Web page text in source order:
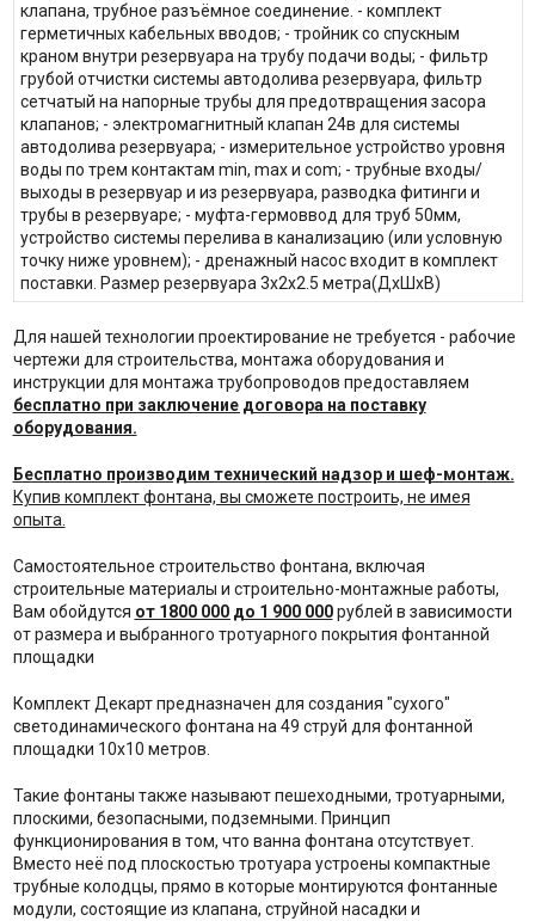
клапана, трубное разъёмное соединение. - комплект
герметичных кабельных вводов; - тройник со спускным
краном внутри резервуара на трубу подачи воды; - фильтр
грубой отчистки системы автодолива резервуара, фильтр
сетчатый на напорные трубы для предотвращения засора
клапанов; - электромагнитный клапан 24в для системы
автодолива резервуара; - измерительное устройство уровня
воды по трем контактам min, max и com; - трубные входы/
выходы в резервуар и из резервуара, разводка фитинги и
трубы в резервуаре; - муфта-гермоввод для труб 50мм,
устройство системы перелива в канализацию (или условную
точку ниже уровнем); - дренажный насос входит в комплект
поставки. Размер резервуара 3х2х2.5 метра(ДхШхВ)
Для нашей технологии проектирование не требуется - рабочие
чертежи для строительства, монтажа оборудования и
инструкции для монтажа трубопроводов предоставляем
бесплатно при заключение договора на поставку
оборудования.
Бесплатно производим технический надзор и шеф-монтаж.
Купив комплект фонтана, вы сможете построить, не имея
опыта.
Самостоятельное строительство фонтана, включая
строительные материалы и строительно-монтажные работы,
Вам обойдутся от 1800 000 до 1 900 000рублей в зависимости
от размера и выбранного тротуарного покрытия фонтанной
площадки
Комплект Декарт предназначен для создания "сухого"
светодинамического фонтана на 49 струй для фонтанной
площадки 10х10 метров.
Такие фонтаны также называют пешеходными, тротуарными,
плоскими, безопасными, подземными. Принцип
функционирования в том, что ванна фонтана отсутствует.
Вместо неё под плоскостью тротуара устроены компактные
трубные колодцы, прямо в которые монтируются фонтанные
модули, состоящие из клапана, струйной насадки и